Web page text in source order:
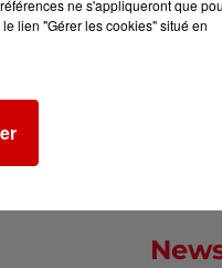
ne s'appliqueront que
lien "Gérer les cookies" situé en